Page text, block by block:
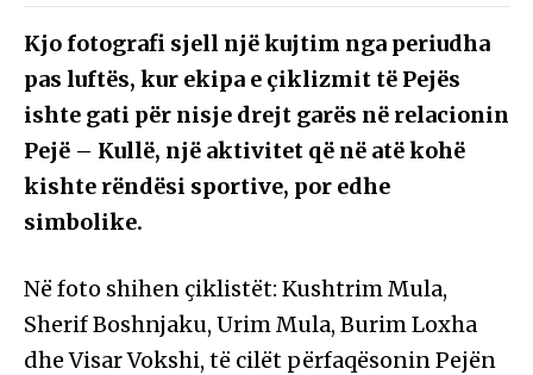
Kjo fotografi sjell një kujtim nga periudha
pas luftës, kur ekipa e çiklizmit të Pejës
ishte gati për nisje drejt garës në relacionin
Pejë – Kullë, një aktivitet që në atë kohë
kishte rëndësi sportive, por edhe
simbolike.
Në foto shihen çiklistët: Kushtrim Mula,
Sherif Boshnjaku, Urim Mula, Burim Loxha
dhe Visar Vokshi, të cilët përfaqësonin Pejën